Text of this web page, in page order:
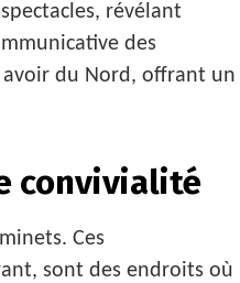
révélant
des
avoir du Nord, offrant un
convivialité
Ces
sont des endroits où